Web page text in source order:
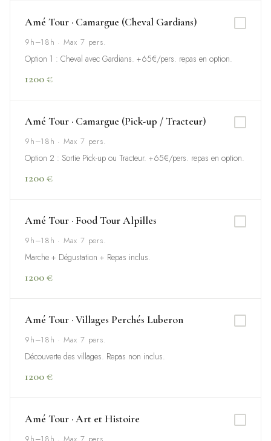
Amé Tour · Camargue (Cheval Gardians)
9h–18h · Max 7 pers.
Option 1 : Cheval avec Gardians. +65€/pers. repas en option.
1200 €
Amé Tour · Camargue (Pick-up / Tracteur)
9h–18h · Max 7 pers.
Option 2 : Sortie Pick-up ou Tracteur. +65€/pers. repas en option.
1200 €
Amé Tour · Food Tour Alpilles
9h–18h · Max 7 pers.
Marche + Dégustation + Repas inclus.
1200 €
Amé Tour · Villages Perchés Luberon
9h–18h · Max 7 pers.
Découverte des villages. Repas non inclus.
1200 €
Amé Tour · Art et Histoire